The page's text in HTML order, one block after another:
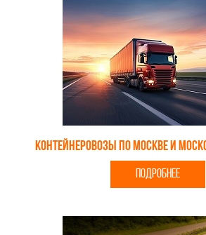
Контейнеровозы по Москве и
ПОДРОБНЕЕ